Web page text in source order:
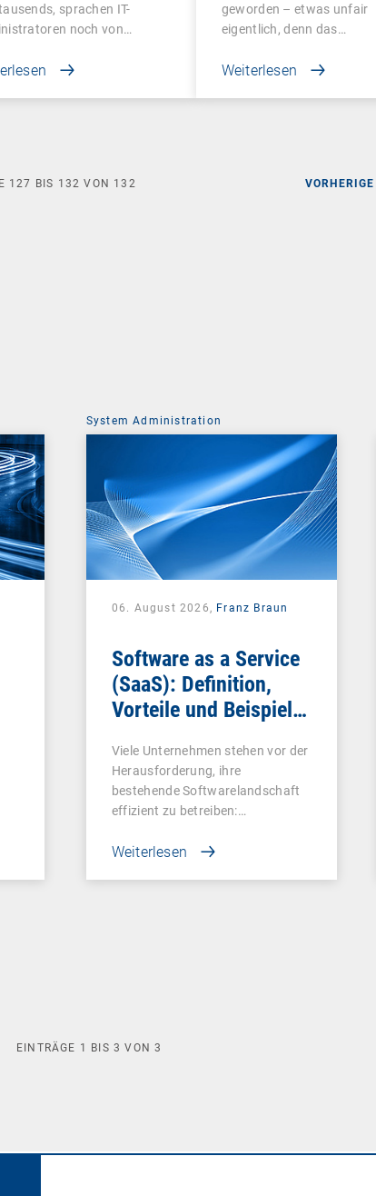
sprachen IT-
noch von…
geworden – etwas unfair
eigentlich, denn das…
Weiterlesen
VORHERIGE
127 BIS 132 VON 132
System Administration
06. August 2026, Franz Braun
Software as a Service
(SaaS): Definition,
Vorteile und Beispiele
Viele Unternehmen stehen vor der
Herausforderung, ihre
bestehende Softwarelandschaft
effizient zu betreiben:…
Weiterlesen
EINTRÄGE 1 BIS3 VON3